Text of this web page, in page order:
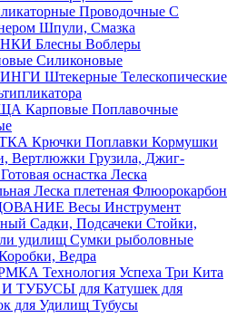
Проводочные С
Шпули, Смазка
Блесны Воблеры
Силиконовые
Штекерные Телескопические
Карповые Поплавочные
Крючки Поплавки Кормушки
Вертлюжки Грузила, Джиг-
Готовая оснастка Леска
Леска плетеная Флюорокарбон
Весы Инструмент
Садки, Подсачеки Стойки,
удилищ Сумки рыболовные
Ведра
Технология Успеха Три Кита
ТУБУСЫ для Катушек для
для Удилищ Тубусы